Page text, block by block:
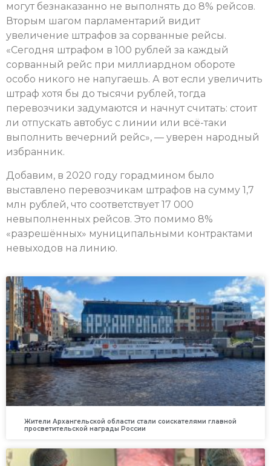
могут безнаказанно не выполнять до 8% рейсов.
Вторым шагом парламентарий видит
увеличение штрафов за сорванные рейсы.
«Сегодня штрафом в 100 рублей за каждый
сорванный рейс при миллиардном обороте
особо никого не напугаешь. А вот если увеличить
штраф хотя бы до тысячи рублей, тогда
перевозчики задумаются и начнут считать: стоит
ли отпускать автобус с линии или всё-таки
выполнить вечерний рейс», — уверен народный
избранник.
Добавим, в 2020 году горадмином было
выставлено перевозчикам штрафов на сумму 1,7
млн рублей, что соответствует 17 000
невыполненных рейсов. Это помимо 8%
«разрешённых» муниципальными контрактами
невыходов на линию.
Жители Архангельской области стали соискателями главной
просветительской награды России